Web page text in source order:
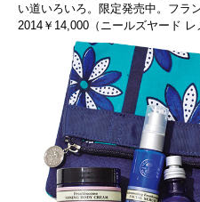
い道いろいろ。限定発売中。フラ
2014￥14,000（ニールズヤード